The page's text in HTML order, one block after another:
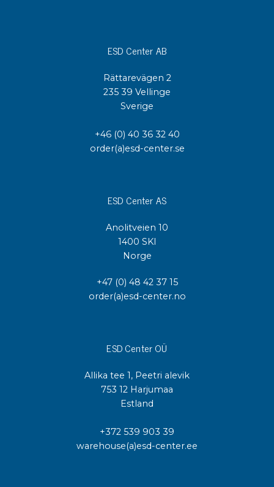
ESD Center AB
Rättarevägen 2
235 39 Vellinge
Sverige
+46 (0) 40 36 32 40
order(a)esd-center.se
ESD Center AS
Anolitveien 10
1400 SKI
Norge
+47 (0) 48 42 37 15
order(a)esd-center.no
ESD Center OÜ
Allika tee 1, Peetri alevik
753 12 Harjumaa
Estland
+372 539 903 39
warehouse(a)esd-center.ee